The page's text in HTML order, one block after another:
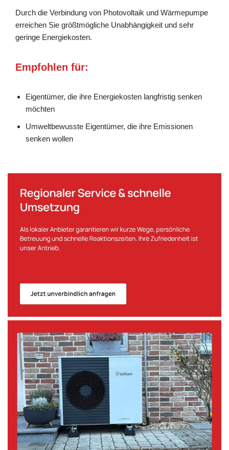
Durch die Verbindung von Photovoltaik und Wärmepumpe
erreichen Sie größtmögliche Unabhängigkeit und sehr
geringe Energiekosten.
Empfohlen für:
Eigentümer, die ihre Energiekosten langfristig senken
möchten
Umweltbewusste Eigentümer, die ihre Emissionen
senken wollen